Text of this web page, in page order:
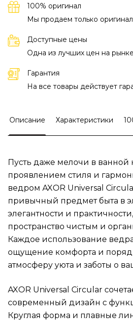
100% оригинал
Мы продаем только
Доступные цены
Одна из лучших цен на
Гарантия
На все товары действует
Описание Характеристики
Пусть даже мелочи в ванной
проявлением стиля и
ведром AXOR Universal
привычный предмет быта в
элегантности и
пространство чистым и
Каждое использование
ощущение комфорта и
атмосферу уюта и заботы о
AXOR Universal Circular
современный дизайн с
Круглая форма и плавные